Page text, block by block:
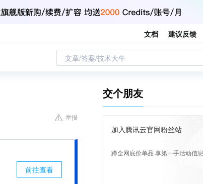
文档 建议反馈
文章/答案/技术大牛
举报
前往查看
交个朋友
加入腾讯云官网粉丝站
蹲全网底价单品 享第一手活动信息